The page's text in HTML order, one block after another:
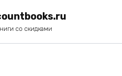
со скидками